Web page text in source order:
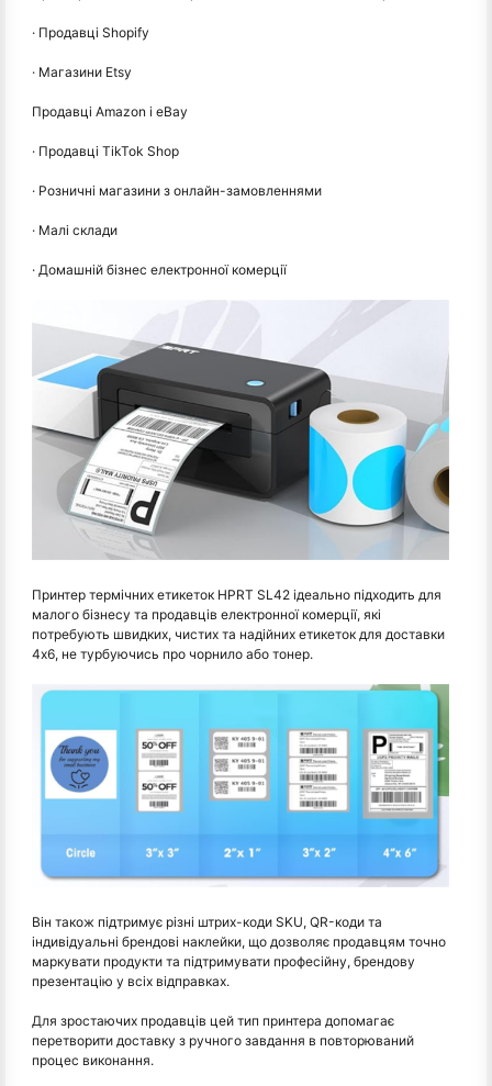
· Продавці Shopify
· Магазини Etsy
Продавці Amazon і eBay
· Продавці TikTok Shop
· Розничні магазини з онлайн-замовленнями
· Малі склади
· Домашній бізнес електронної комерції
Принтер термічних етикеток HPRT SL42 ідеально підходить для
малого бізнесу та продавців електронної комерції, які
потребують швидких, чистих та надійних етикеток для доставки
4x6, не турбуючись про чорнило або тонер.
Він також підтримує різні штрих-коди SKU, QR-коди та
індивідуальні брендові наклейки, що дозволяє продавцям точно
маркувати продукти та підтримувати професійну, брендову
презентацію у всіх відправках.
Для зростаючих продавців цей тип принтера допомагає
перетворити доставку з ручного завдання в повторюваний
процес виконання.